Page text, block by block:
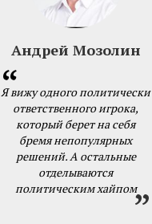
Андрей Мозолин
Я вижу одного политически
ответственного игрока,
который берет на себя
бремя непопулярных
решений. А остальные
отделываются
политическим хайпом